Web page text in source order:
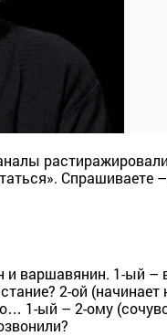
Спрашиваете
и варшавянин. 1-ый –
2-ой (начинает
1-ый – 2-ому